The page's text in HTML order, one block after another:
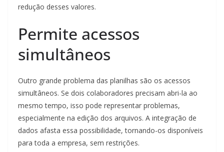
redução desses valores.
Permite acessos
simultâneos
Outro grande problema das planilhas são os acessos
simultâneos. Se dois colaboradores precisam abri-la ao
mesmo tempo, isso pode representar problemas,
especialmente na edição dos arquivos. A integração de
dados afasta essa possibilidade, tornando-os disponíveis
para toda a empresa, sem restrições.